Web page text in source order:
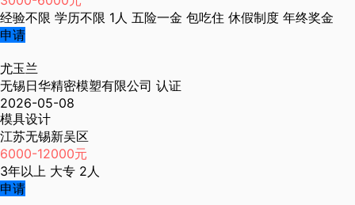
经验不限 学历不限 1人 五险一金 包吃住 休假制度 年终奖金
申请
尤玉兰
无锡日华精密模塑有限公司 认证
2026-05-08
模具设计
江苏无锡新吴区
6000-12000元
3年以上 大专 2人
申请